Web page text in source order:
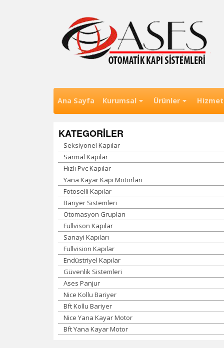
Ana Sayfa Kurumsal Ürünler
KATEGORİLER
Seksiyonel Kapılar
Sarmal Kapılar
Hızlı Pvc Kapılar
Yana Kayar Kapı Motorları
Fotoselli Kapılar
Bariyer Sistemleri
Otomasyon Grupları
Fullvison Kapılar
Sanayi Kapıları
Fullvision Kapılar
Endüstriyel Kapılar
Güvenlik Sistemleri
Ases Panjur
Nice Kollu Bariyer
Bft Kollu Bariyer
Nice Yana Kayar Motor
Bft Yana Kayar Motor